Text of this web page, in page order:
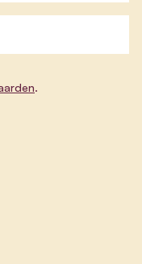
.